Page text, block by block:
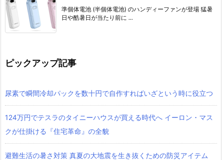
準個体電池 (半個体電池) のハンディーファンが登場 猛暑
日や酷暑日が当たり前に ...
ピックアップ記事
尿素で瞬間冷却パックを数十円で自作すればいざという時に役立つ
124万円でテスラのタイニーハウスが買える時代へ イーロン・マス
クが仕掛ける『住宅革命』の全貌
避難生活の暑さ対策 真夏の大地震を生き抜くための防災アイテム